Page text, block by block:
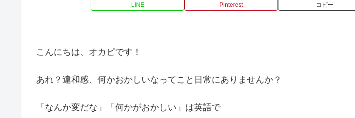
LINE Pinterest コピー
こんにちは、オカピです！
あれ？違和感、何かおかしいなってこと日常にありませんか？
「なんか変だな」「何かがおかしい」は英語で